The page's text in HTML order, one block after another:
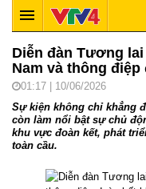
Diễn đàn Tương lai
Nam và thông
01:17 | 10/06/2026
Sự kiện không chỉ khẳng
còn làm nổi bật sự chủ
khu vực đoàn kết, phát
toàn cầu.